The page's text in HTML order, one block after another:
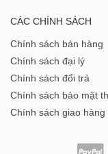
CÁC CHÍNH SÁCH
Chính sách bán hàng
Chính sách đại lý
Chính sách đổi trả
Chính sách bảo mật
Chính sách giao hàng